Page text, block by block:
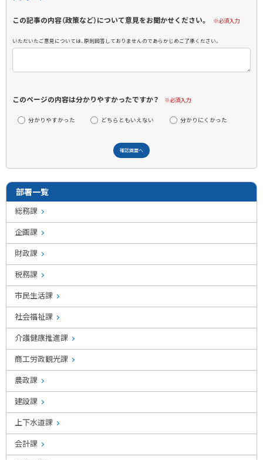
この記事の内容（政策など）について意見をお聞かせください。 ※必須入力
いただいたご意見については、原則回答しておりませんのであらかじめご了承ください。
このページの内容は分かりやすかったですか？ ※必須入力
分かりやすかった どちらともいえない 分かりにくかった
部署一覧
総務課
企画課
財政課
税務課
市民生活課
社会福祉課
介護健康推進課
商工労政観光課
農政課
建設課
上下水道課
会計課